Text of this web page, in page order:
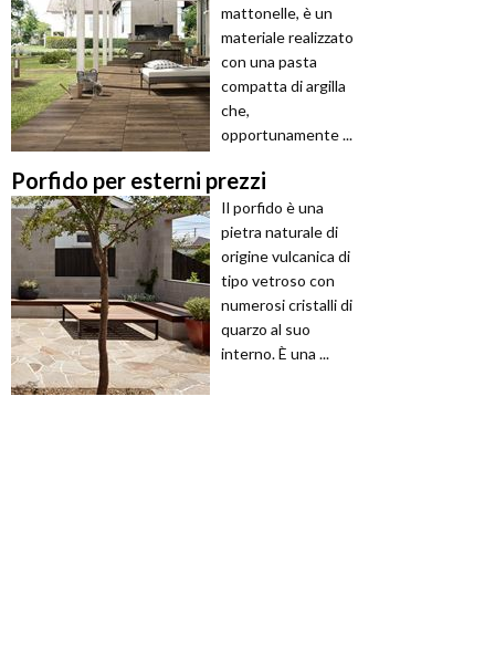
mattonelle, è un
materiale realizzato
con una pasta
compatta di argilla
che,
opportunamente ...
Porfido per esterni prezzi
Il porfido è una
pietra naturale di
origine vulcanica di
tipo vetroso con
numerosi cristalli di
quarzo al suo
interno. È una ...